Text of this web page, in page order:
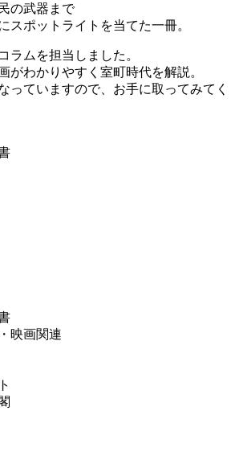
の武器まで
スポットライトを当てた一冊。
ラムを担当しました。
がわかりやすく室町時代を解説。
っていますので、お手に取ってみてく
映画関連